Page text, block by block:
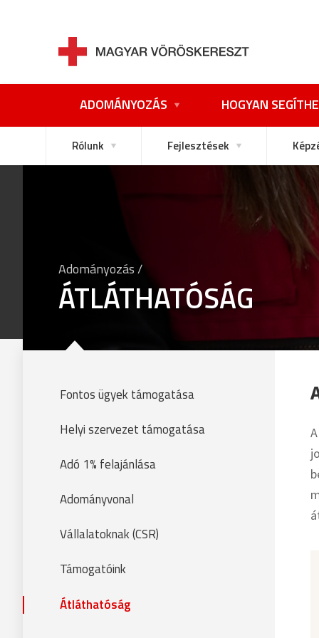
ADOMÁNYOZÁS HOGYAN
Rólunk Fejlesztések
Adományozás /
ÁTLÁTHATÓSÁG
Fontos ügyek támogatása
Helyi szervezet támogatása
Adó 1% felajánlása
Adományvonal
Vállalatoknak (CSR)
Támogatóink
Átláthatóság